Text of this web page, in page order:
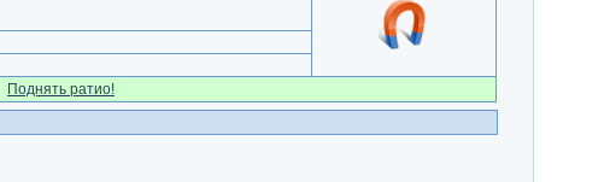
Поднять ратио!